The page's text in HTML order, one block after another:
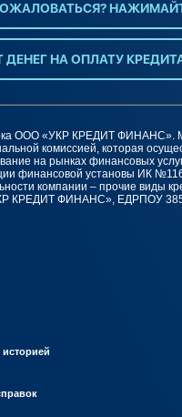
ДЕНЕГ НА ОПЛАТУ
ООО «УКР КРЕДИТ ФИНАНС».
комиссией, которая
на рынках финансовых
финансовой установы ИК №116.
КРЕДИТ ФИНАНС», ЕДРПОУ